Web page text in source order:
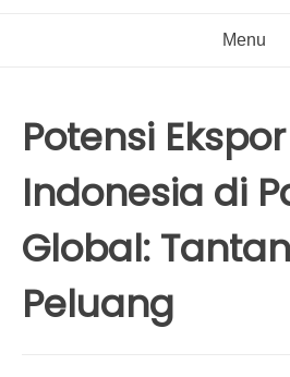
Menu
Potensi Ekspor
Indonesia di
Global:
Peluang